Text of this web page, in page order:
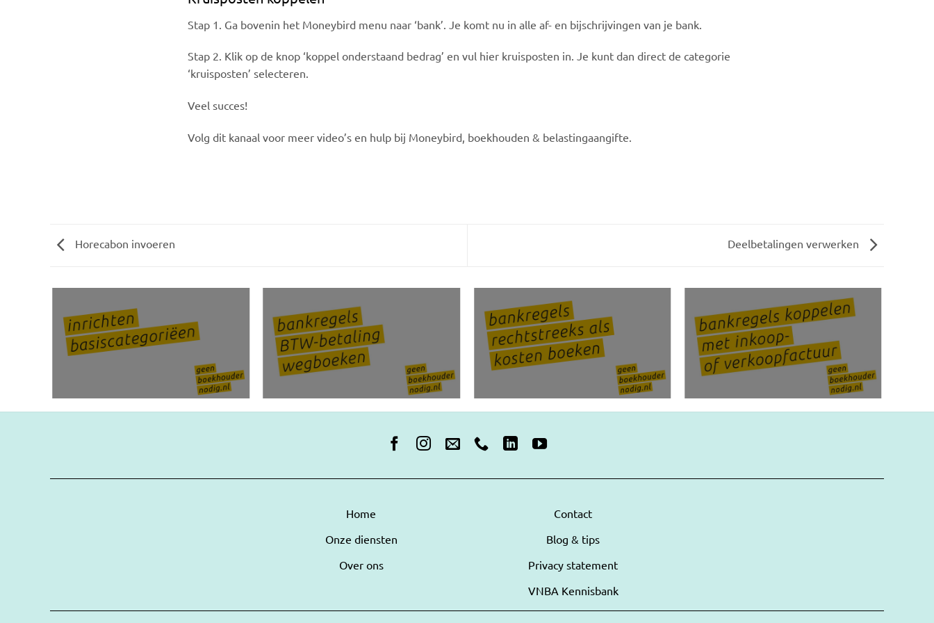
Stap 1. Ga bovenin het Moneybird menu naar ‘bank’. Je komt nu in alle af- en bijschrijvingen van je bank.
Stap 2. Klik op de knop ‘koppel onderstaand bedrag’ en vul hier kruisposten in. Je kunt dan direct de categorie
‘kruisposten’ selecteren.
Veel succes!
Volg dit kanaal voor meer video’s en hulp bij Moneybird, boekhouden & belastingaangifte.
Horecabon invoeren Deelbetalingen verwerken
Home
Onze diensten
Over ons
Contact
Blog & tips
Privacy statement
VNBA Kennisbank